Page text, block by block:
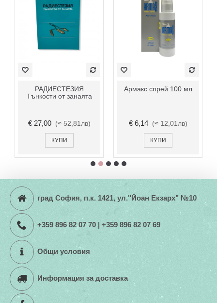
РАДИЕСТЕЗИЯ
Тънкости от занаята
€ 27,00 (≈ 52,81лв)
КУПИ
Армакс спрей 100 мл
€ 6,14 (≈ 12,01лв)
КУПИ
град София, п.к. 1421, ул."Йоан Екзарх" №10
+359 896 82 07 70 | +359 896 82 07 69
Общи условия
Информация за доставка